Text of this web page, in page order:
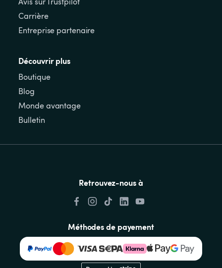
Carrière
Entreprise partenaire
Découvrir plus
Boutique
Blog
Monde avantage
Bulletin
Retrouvez-nous à
Méthodes de payement